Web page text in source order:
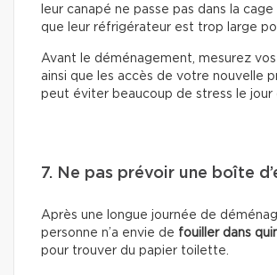
leur canapé ne passe pas dans la cage
que leur réfrigérateur est trop large
Avant le déménagement, mesurez
ainsi que les accès de votre nouvelle
peut éviter beaucoup de stress le jour
7. Ne pas prévoir une boîte
Après une longue journée de
personne n’a envie de fouiller dans
pour trouver du papier toilette.